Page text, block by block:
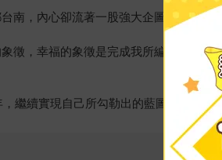
南，內心卻流著一股強大企圖的血液，
徵，幸福的象徵是完成我所編織出的
繼續實現自己所勾勒出的藍圖。